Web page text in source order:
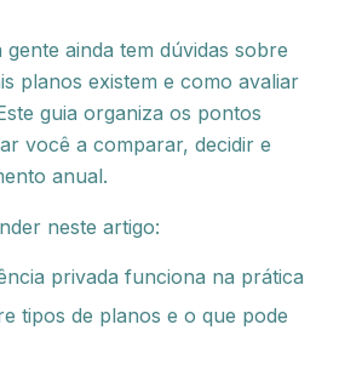
gente ainda tem dúvidas sobre
planos existem e como avaliar
guia organiza os pontos
você a comparar, decidir e
anual.
neste artigo:
privada funciona na prática
tipos de planos e o que pode